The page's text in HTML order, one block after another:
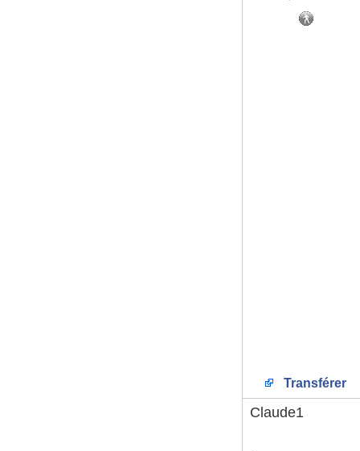
Transférer
Claude1